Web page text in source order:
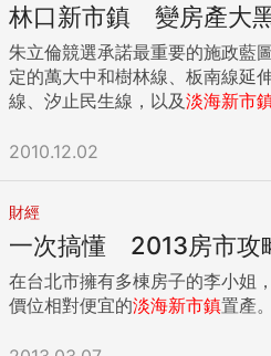
林口新市鎮 變房產大
朱立倫競選承諾最重要的施政藍
定的萬大中和樹林線、板南線延
線、汐止民生線，以及淡海新市
2010.12.02
財經
一次搞懂 2013房市攻
在台北市擁有多棟房子的李小姐
價位相對便宜的淡海新市鎮置產